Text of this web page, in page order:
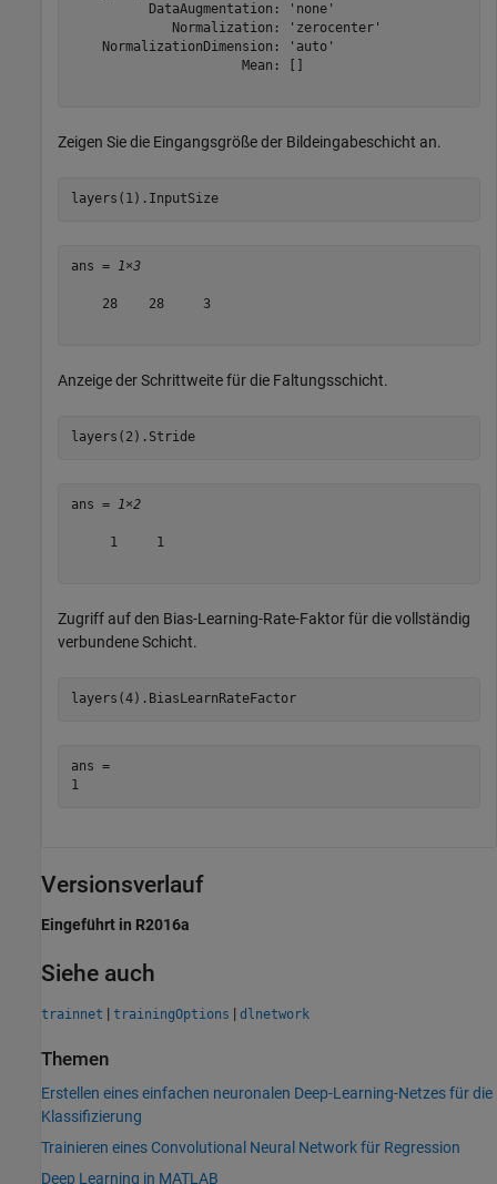
          DataAugmentation: 'none'
             Normalization: 'zerocenter'
    NormalizationDimension: 'auto'
                      Mean: []
Zeigen Sie die Eingangsgröße der Bildeingabeschicht an.
layers(1).InputSize
ans = 1×3
    28    28     3
Anzeige der Schrittweite für die Faltungsschicht.
layers(2).Stride
ans = 1×2
     1     1
Zugriff auf den Bias-Learning-Rate-Faktor für die vollständig
verbundene Schicht.
layers(4).BiasLearnRateFactor
ans =
1
Versionsverlauf
Eingeführt in R2016a
Siehe auch
trainnet | trainingOptions | dlnetwork
Themen
Erstellen eines einfachen neuronalen Deep-Learning-Netzes für die
Klassifizierung
Trainieren eines Convolutional Neural Network für Regression
Deep Learning in MATLAB